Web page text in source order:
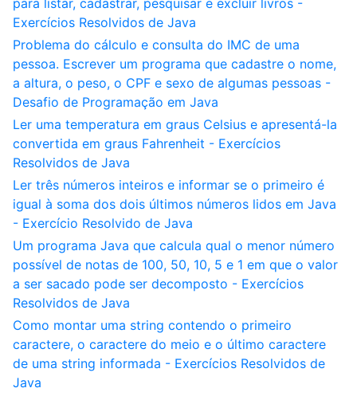
para listar, cadastrar, pesquisar e excluir livros -
Exercícios Resolvidos de Java
Problema do cálculo e consulta do IMC de uma
pessoa. Escrever um programa que cadastre o nome,
a altura, o peso, o CPF e sexo de algumas pessoas -
Desafio de Programação em Java
Ler uma temperatura em graus Celsius e apresentá-la
convertida em graus Fahrenheit - Exercícios
Resolvidos de Java
Ler três números inteiros e informar se o primeiro é
igual à soma dos dois últimos números lidos em Java
- Exercício Resolvido de Java
Um programa Java que calcula qual o menor número
possível de notas de 100, 50, 10, 5 e 1 em que o valor
a ser sacado pode ser decomposto - Exercícios
Resolvidos de Java
Como montar uma string contendo o primeiro
caractere, o caractere do meio e o último caractere
de uma string informada - Exercícios Resolvidos de
Java